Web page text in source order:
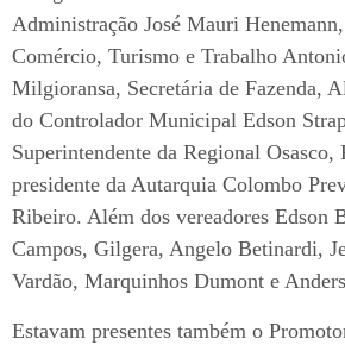
Administração José Mauri
Comércio, Turismo e Trabalho
Milgioransa, Secretária de Fazenda,
do Controlador Municipal Edson
Superintendente da Regional
presidente da Autarquia Colombo
Ribeiro. Além dos vereadores Edson
Campos, Gilgera, Angelo Betinardi,
Vardão, Marquinhos Dumont e
Estavam presentes também o